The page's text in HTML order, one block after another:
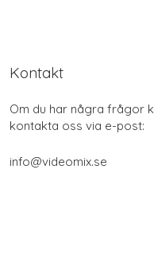
Kontakt
Om du har några frågor
kontakta oss via e-post:
info@videomix.se